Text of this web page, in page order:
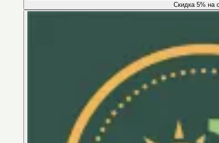
Скидка 5% на